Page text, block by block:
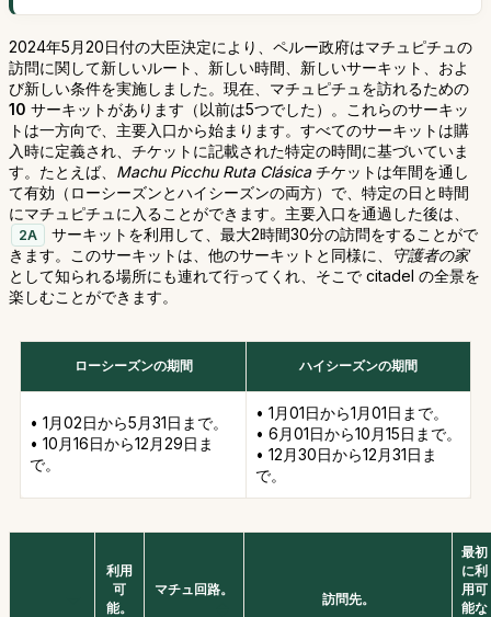
2024年5月20日付の大臣決定により、ペルー政府はマチュピチュの
訪問に関して新しいルート、新しい時間、新しいサーキット、およ
び新しい条件を実施しました。現在、マチュピチュを訪れるための
10 サーキットがあります（以前は5つでした）。これらのサーキッ
トは一方向で、主要入口から始まります。すべてのサーキットは購
入時に定義され、チケットに記載された特定の時間に基づいていま
す。たとえば、 Machu Picchu Ruta Clásicaチケットは年間を通し
て有効（ローシーズンとハイシーズンの両方）で、特定の日と時間
にマチュピチュに入ることができます。主要入口を通過した後は、
2A
サーキットを利用して、最大2時間30分の訪問をすることがで
きます。このサーキットは、他のサーキットと同様に、
守護者の家
として知られる場所にも連れて行ってくれ、そこで citadel の全景を
楽しむことができます。
ローシーズンの期間 ハイシーズンの期間
• 1月02日から5月31日まで。
• 10月16日から12月29日ま
で。
• 1月01日から1月01日まで。
• 6月01日から10月15日まで。
• 12月30日から12月31日ま
で。
利用
可
能。
マチュ回路。
訪問先。
最初
に利
用可
能な